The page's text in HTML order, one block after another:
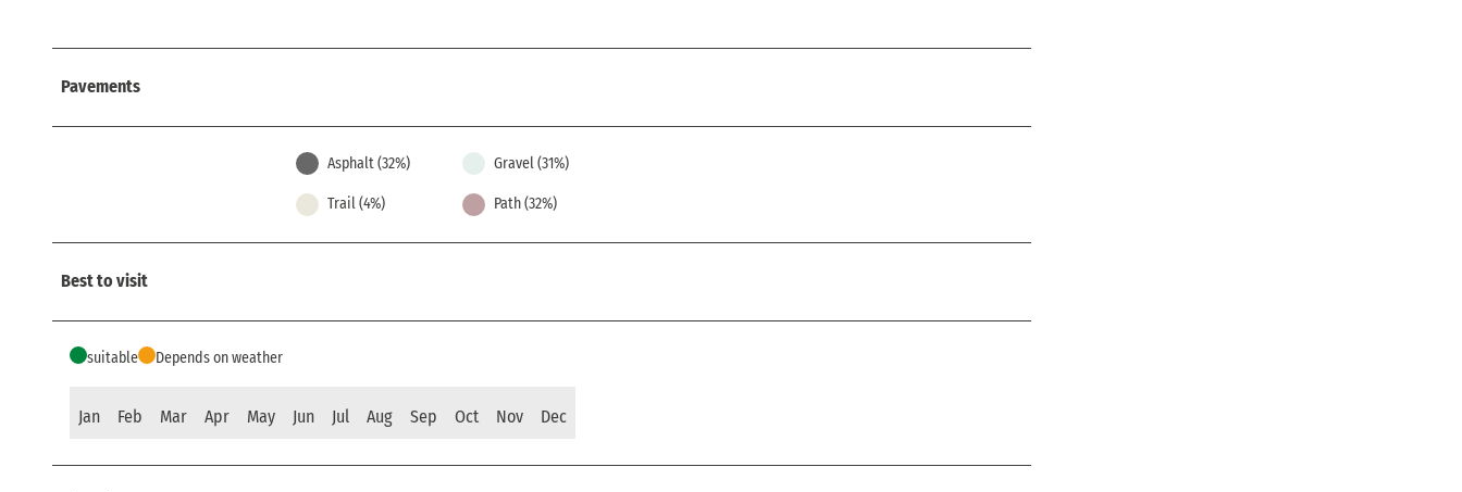
Pavements
Asphalt (32%) Gravel (31%)
Trail (4%) Path (32%)
Best to visit
suitable Depends on weather
Jan Feb Mar Apr May Jun Jul Aug Sep Oct Nov Dec